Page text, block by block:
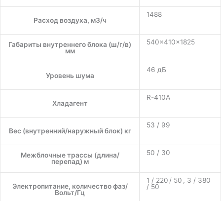
Расход воздуха, м3/ч
1488
Габариты внутреннего блока (ш/г/в)
мм
540×410×1825
Уровень шума
46 дБ
Хладагент
R-410A
Вес (внутренний/наружный блок) кг
53 / 99
Межблочные трассы (длина/
перепад) м
50 / 30
Электропитание, количество фаз/
Вольт/Гц
1 / 220 / 50 , 3 / 380
/ 50